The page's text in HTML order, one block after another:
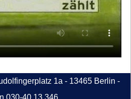
1a - 13465 Berlin -